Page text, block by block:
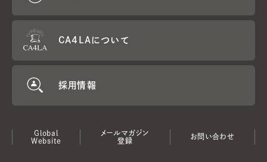
CA4LAについて
採用情報
Global
Website
メールマガジン
登録
お問い合わせ